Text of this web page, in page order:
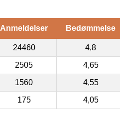
Anmeldelser Bedømmelse
24460 4,8
2505 4,65
1560 4,55
175 4,05